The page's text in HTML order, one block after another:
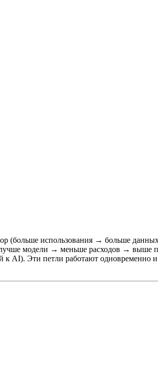
(больше использования → больше
модели → меньше расходов → выше
AI). Эти петли работают одновременно